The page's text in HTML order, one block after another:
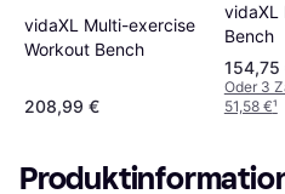
vidaXL Multi-exercise
Workout Bench
208,99 €
vidaXL
Bench
154,75
Oder 3
51,58 €¹